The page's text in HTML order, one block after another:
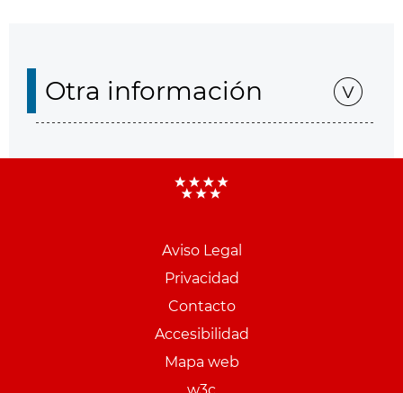
Otra información
Aviso Legal
Privacidad
Contacto
Accesibilidad
Mapa web